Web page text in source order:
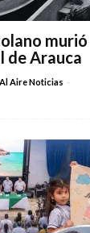
murió
de Arauca
Aire Noticias -